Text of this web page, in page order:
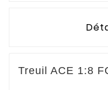
Treuil ACE 1:8